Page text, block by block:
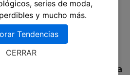
Toyota Hilux
94
Sienna En Guatemala
series de moda,
y mucho más.
Tendencias
CERRAR